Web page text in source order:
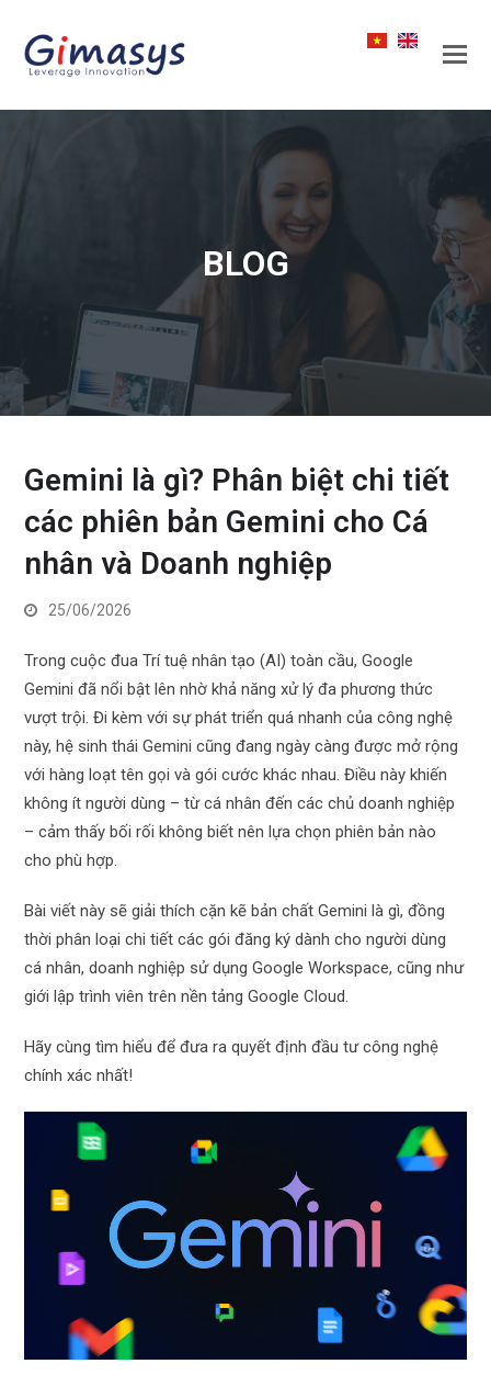
BLOG
Gemini là gì? Phân biệt chi tiết
các phiên bản Gemini cho Cá
nhân và Doanh nghiệp
25/06/2026
Trong cuộc đua Trí tuệ nhân tạo (AI) toàn cầu, Google
Gemini đã nổi bật lên nhờ khả năng xử lý đa phương thức
vượt trội. Đi kèm với sự phát triển quá nhanh của công nghệ
này, hệ sinh thái Gemini cũng đang ngày càng được mở rộng
với hàng loạt tên gọi và gói cước khác nhau. Điều này khiến
không ít người dùng – từ cá nhân đến các chủ doanh nghiệp
– cảm thấy bối rối không biết nên lựa chọn phiên bản nào
cho phù hợp.
Bài viết này sẽ giải thích cặn kẽ bản chất Gemini là gì, đồng
thời phân loại chi tiết các gói đăng ký dành cho người dùng
cá nhân, doanh nghiệp sử dụng Google Workspace, cũng như
giới lập trình viên trên nền tảng Google Cloud.
Hãy cùng tìm hiểu để đưa ra quyết định đầu tư công nghệ
chính xác nhất!